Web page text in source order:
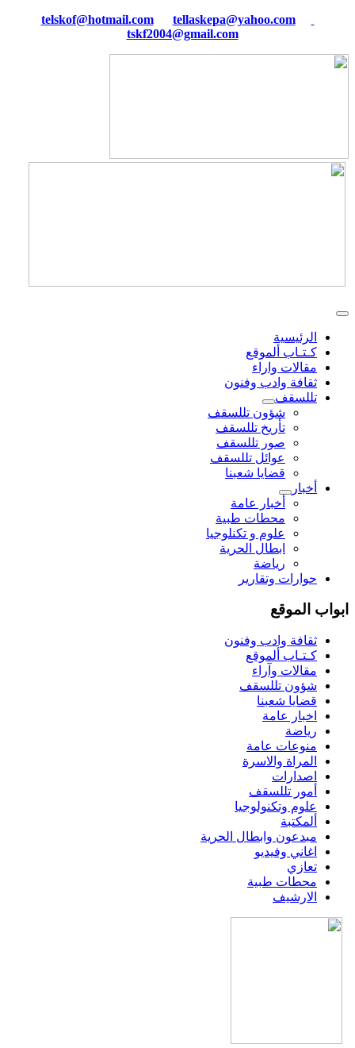
tellaskepa@yahoo.com
tskf2004@gmail.com
الرئيسية
كـتـاب ألموقع
مقالات واراء
ثقافة وادب وفنون
تللسقف
شؤون تللسقف
تأريخ تللسقف
صور تللسقف
عوائل تللسقف
قضايا شعبنا
أخبار
أخبار عامة
محطات طبية
علوم و تکنلوجیا
ابطال الحرية
رياضة
حوارات وتقارير
ابواب الموقع
ثقافة وادب وفنون
كـتـاب ألموقع
مقالات وآراء
شؤون تللسقف
قضايا شعبنا
اخبار عامة
رياضة
منوعات عامة
المراة والاسرة
اصدارات
أمور تللسقف
علوم وتكنولوجيا
ألمكتبة
مبدعون وابطال الحرية
اغاني وفيديو
تعازي
محطات طبية
الارشيف